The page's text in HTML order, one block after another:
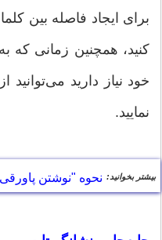
کنید، همچنین زمانی که
نمایید.
بیشتر بخوانید: نحوه "نوشتن